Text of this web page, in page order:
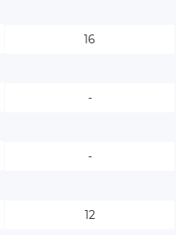
16
-
-
12